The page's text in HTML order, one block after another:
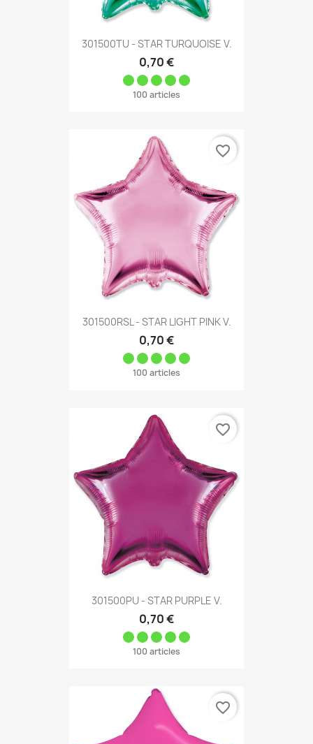
301500TU - STAR TURQUOISE V.
0,70 €
100 articles
301500RSL - STAR LIGHT PINK V.
0,70 €
100 articles
favorite_border
301500PU - STAR PURPLE V.
0,70 €
100 articles
favorite_border
favorite_border